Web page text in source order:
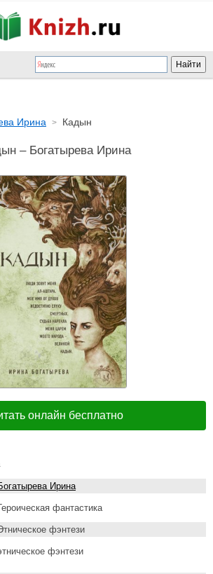
Ирина Кадын
– Богатырева Ирина
онлайн бесплатно
Ирина
фантастика
фэнтези
фэнтези